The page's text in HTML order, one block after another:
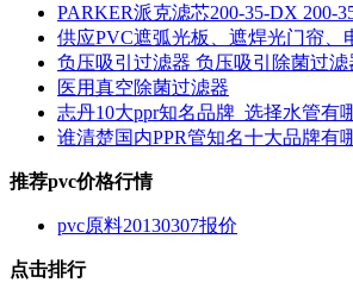
PARKER派克滤芯200-35-DX 200-
供应PVC遮弧光板、遮焊光门帘、
负压吸引过滤器 负压吸引除菌过
医用真空除菌过滤器
志丹10大ppr知名品牌_选择水管有
谁清楚国内PPR管知名十大品牌有
推荐pvc价格行情
pvc原料20130307报价
点击排行